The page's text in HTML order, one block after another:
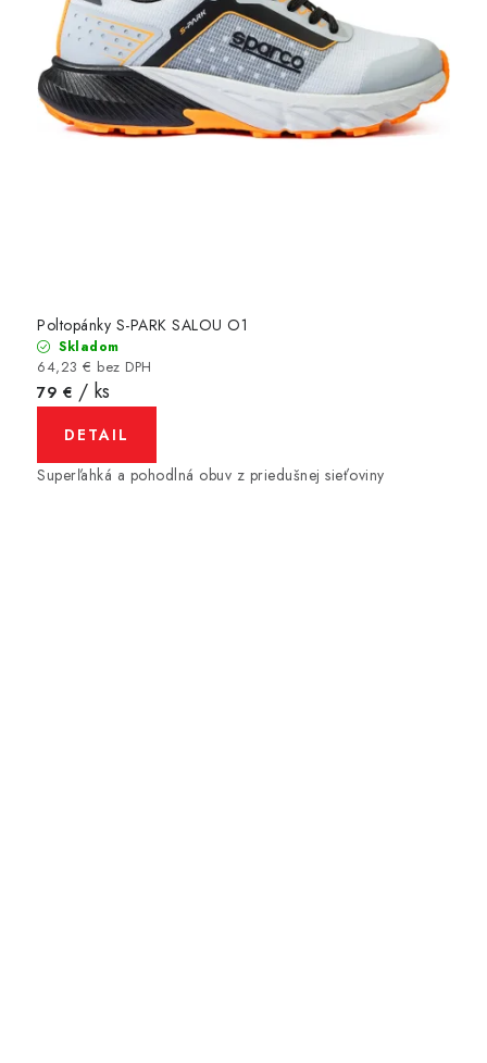
Poltopánky S-PARK SALOU O1
Skladom
64,23 € bez DPH
79 € / ks
DETAIL
Superľahká a pohodlná obuv z priedušnej sieťoviny